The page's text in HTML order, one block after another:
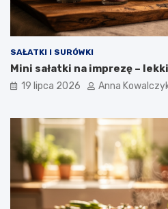
SAŁATKI I SURÓWKI
Mini sałatki na imprezę –
19 lipca 2026 Anna